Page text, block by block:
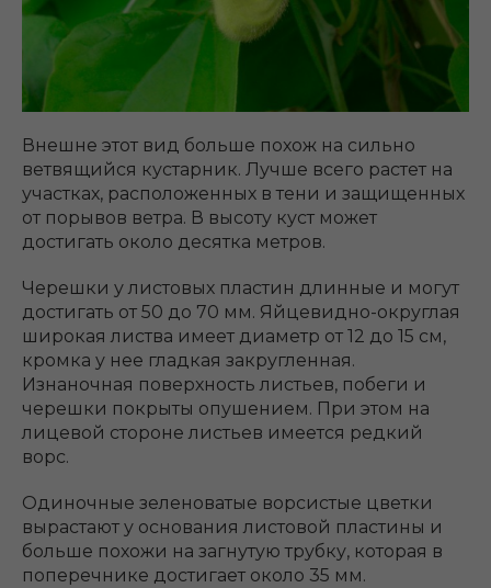
Внешне этот вид больше похож на сильно
ветвящийся кустарник. Лучше всего растет на
участках, расположенных в тени и защищенных
от порывов ветра. В высоту куст может
достигать около десятка метров.
Черешки у листовых пластин длинные и могут
достигать от 50 до 70 мм. Яйцевидно-округлая
широкая листва имеет диаметр от 12 до 15 см,
кромка у нее гладкая закругленная.
Изнаночная поверхность листьев, побеги и
черешки покрыты опушением. При этом на
лицевой стороне листьев имеется редкий
ворс.
Одиночные зеленоватые ворсистые цветки
вырастают у основания листовой пластины и
больше похожи на загнутую трубку, которая в
поперечнике достигает около 35 мм.